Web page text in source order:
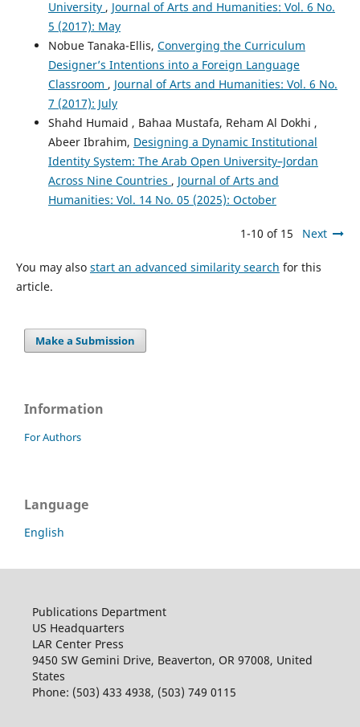
University , Journal of Arts and Humanities: Vol. 6 No.
5 (2017): May
Nobue Tanaka-Ellis, Converging the Curriculum
Designer’s Intentions into a Foreign Language
Classroom , Journal of Arts and Humanities: Vol. 6 No.
7 (2017): July
Shahd Humaid , Bahaa Mustafa, Reham Al Dokhi ,
Abeer Ibrahim, Designing a Dynamic Institutional
Identity System: The Arab Open University–Jordan
Across Nine Countries , Journal of Arts and
Humanities: Vol. 14 No. 05 (2025): October
1-10 of 15 Next
You may also start an advanced similarity search for this
article.
Make a Submission
Information
For Authors
Language
English
Publications Department
US Headquarters
LAR Center Press
9450 SW Gemini Drive, Beaverton, OR 97008, United
States
Phone: (503) 433 4938, (503) 749 0115